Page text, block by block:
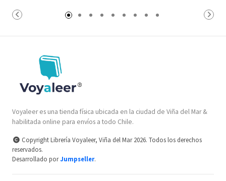
Voyaleer es una tienda física ubicada en la ciudad de Viña del Mar &
habilitada online para envíos a todo Chile.
Copyright Librería Voyaleer, Viña del Mar 2026. Todos los derechos
reservados.
Desarrollado porJumpseller.